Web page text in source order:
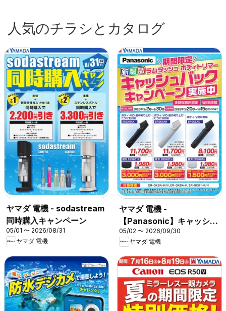
人気のチラシとカタログ
ヤマダ 電機 - sodastream
同時購入キャンペーン
05/01 〜 2026/08/31
ヤマダ 電機
ヤマダ 電機 -
【Panasonic】キャッシュ
バックキャンペーン
05/02 〜 2026/09/30
ヤマダ 電機